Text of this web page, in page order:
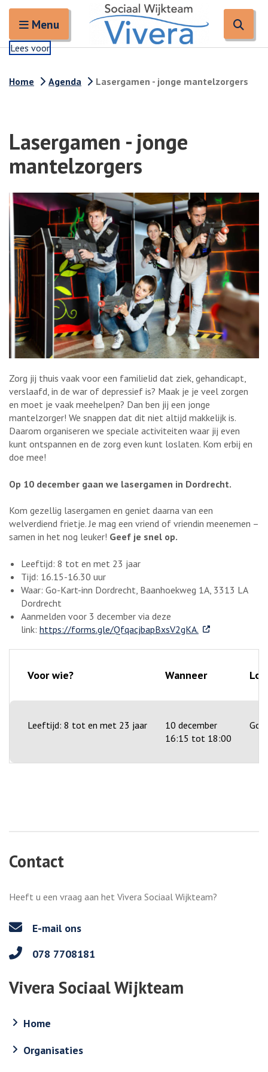
Open en sluit het
Menu
Lees voor
Home Agenda Lasergamen - jonge mantelzorgers
Lasergamen - jonge
mantelzorgers
Zorg jij thuis vaak voor een familielid dat ziek, gehandicapt,
verslaafd, in de war of depressief is? Maak je je veel zorgen
en moet je vaak meehelpen? Dan ben jij een jonge
mantelzorger! We snappen dat dit niet altijd makkelijk is.
Daarom organiseren we speciale activiteiten waar jij even
kunt ontspannen en de zorg even kunt loslaten. Kom erbij en
doe mee!
Op 10 december gaan we lasergamen in Dordrecht.
Kom gezellig lasergamen en geniet daarna van een
welverdiend frietje. Je mag een vriend of vriendin meenemen –
samen in het nog leuker! Geef je snel op.
Leeftijd: 8 tot en met 23 jaar
Tijd: 16.15-16.30 uur
Waar: Go-Kart-inn Dordrecht, Baanhoekweg 1A, 3313 LA
Dordrecht
Aanmelden voor 3 december via deze
link: https://forms.gle/QfqacjbapBxsV2gKA. . Externe link
Voor wie? Wanneer
Leeftijd: 8 tot en met 23 jaar
10 december
16:15 tot 18:00
Go-
Contact
Heeft u een vraag aan het Vivera Sociaal Wijkteam?
E-mail ons
078 7708181
Vivera Sociaal Wijkteam
Home
Organisaties